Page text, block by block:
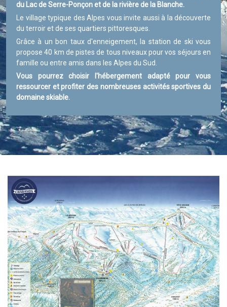
du Lac de Serre-Ponçon et de la rivière de la Blanche.
Le village typique des Alpes vous invite aussi à la découverte
du terroir et de ses quartiers pittoresques.
Grâce à un bon taux d'enneigement, la station de ski vous
propose 40 km de pistes de tous niveaux pour vos séjours en
famille ou entre amis dans les Alpes du Sud.
Vous pourrez choisir l'hébergement adapté pour vous
ressourcer et profiter des nombreuses activités sportives du
domaine skiable.